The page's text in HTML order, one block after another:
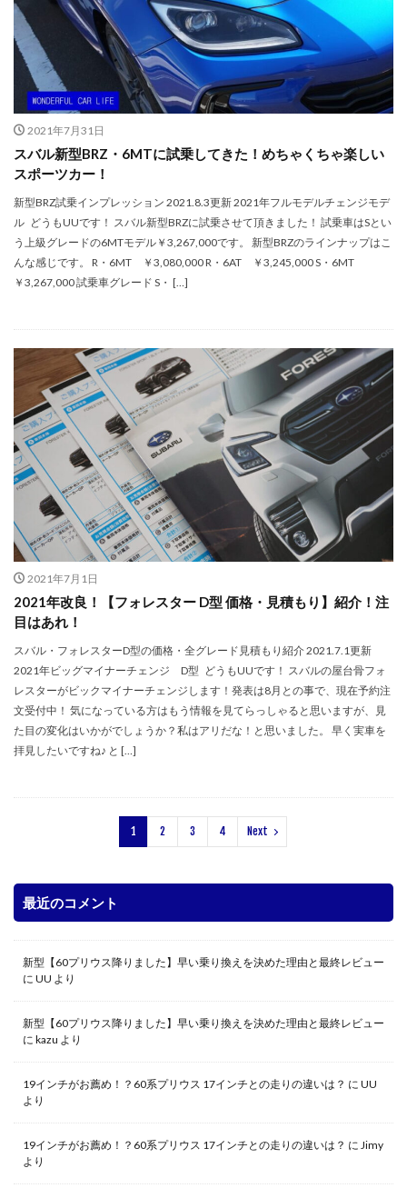
2021年7月31日
スバル新型BRZ・6MTに試乗してきた！めちゃくちゃ楽しい
スポーツカー！
新型BRZ試乗インプレッション 2021.8.3更新 2021年フルモデルチェンジモデ
ル どうもUUです！ スバル新型BRZに試乗させて頂きました！ 試乗車はSとい
う上級グレードの6MTモデル￥3,267,000です。 新型BRZのラインナップはこ
んな感じです。 R・6MT ￥3,080,000 R・6AT ￥3,245,000 S・6MT
￥3,267,000 試乗車グレード S・ […]
2021年7月1日
2021年改良！【フォレスター D型 価格・見積もり】紹介！注
目はあれ！
スバル・フォレスターD型の価格・全グレード見積もり紹介 2021.7.1更新
2021年ビッグマイナーチェンジ D型 どうもUUです！ スバルの屋台骨フォ
レスターがビックマイナーチェンジします！発表は8月との事で、現在予約注
文受付中！ 気になっている方はもう情報を見てらっしゃると思いますが、見
た目の変化はいかがでしょうか？私はアリだな！と思いました。 早く実車を
拝見したいですね♪ と […]
1 2 3 4 Next
最近のコメント
新型【60プリウス降りました】早い乗り換えを決めた理由と最終レビュー
に UU より
新型【60プリウス降りました】早い乗り換えを決めた理由と最終レビュー
に kazu より
19インチがお薦め！？60系プリウス 17インチとの走りの違いは？ に UU
より
19インチがお薦め！？60系プリウス 17インチとの走りの違いは？ に Jimy
より